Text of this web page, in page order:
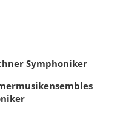
Symphoniker